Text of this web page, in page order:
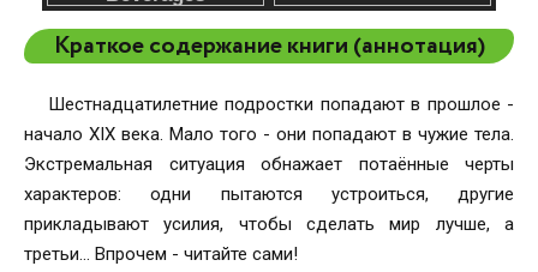
Краткое содержание книги (аннотация)
Шестнадцатилетние подростки попадают в прошлое -
начало XIX века. Мало того - они попадают в чужие тела.
Экстремальная ситуация обнажает потаённые черты
характеров: одни пытаются устроиться, другие
прикладывают усилия, чтобы сделать мир лучше, а
третьи... Впрочем - читайте сами!